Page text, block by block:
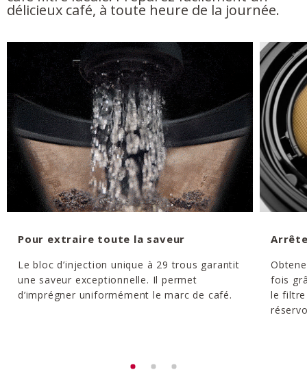
délicieux café, à toute heure de la journée.
Pour extraire toute la saveur
Le bloc d’injection unique à 29 trous garantit
une saveur exceptionnelle. Il permet
d’imprégner uniformément le marc de café.
fois
le